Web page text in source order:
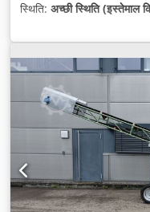
स्थिति: अच्छी स्थिति (इस्तेमाल